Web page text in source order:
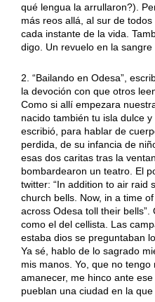
qué lengua la arrullaron?).
más reos allá, al sur de
cada instante de la vida.
digo. Un revuelo en la sangre
2. “Bailando en Odesa”,
la devoción con que otros
Como si allí empezara
nacido también tu isla dulce
escribió, para hablar de
perdida, de su infancia de
esas dos caritas tras la
bombardearon un teatro. El
twitter: “In addition to air raid
church bells. Now, in a time
across Odesa toll their bells”.
como el del cellista. Las
estaba dios se preguntaban
Ya sé, hablo de lo sagrado
mis manos. Yo, que no
amanecer, me hinco ante
pueblan una ciudad en la que